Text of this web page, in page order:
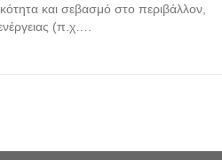
και σεβασμό στο περιβάλλον,
(π.χ….